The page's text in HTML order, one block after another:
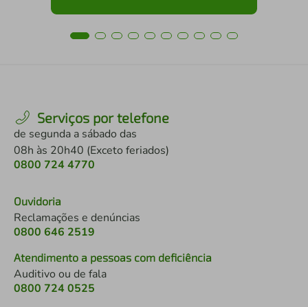
Serviços por telefone
de segunda a sábado das
08h às 20h40 (Exceto feriados)
0800 724 4770
Ouvidoria
Reclamações e denúncias
0800 646 2519
Atendimento a pessoas com deficiência
Auditivo ou de fala
0800 724 0525